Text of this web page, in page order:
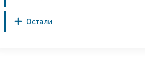
Остали